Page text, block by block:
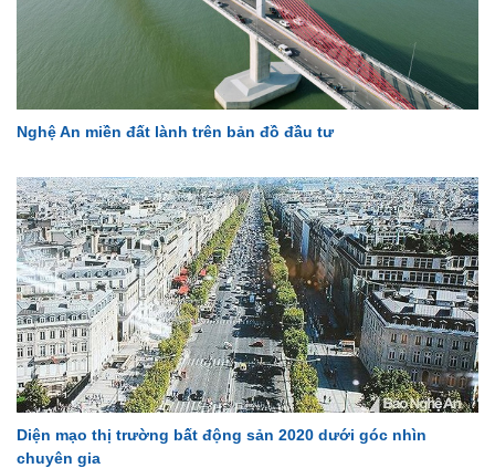
Nghệ An miền đất lành trên bản đồ đầu tư
Diện mạo thị trường bất động sản 2020 dưới góc nhìn
chuyên gia